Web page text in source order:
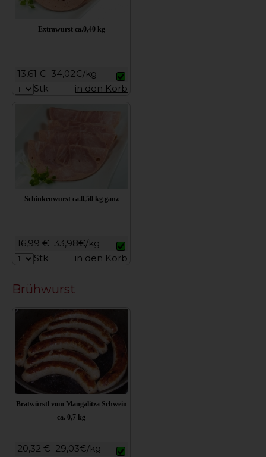
Extrawurst ca.0,40 kg
13,61 € 34,02€/kg
Stk.
in den Korb
Schinkenwurst ca.0,50 kg ganz
16,99 € 33,98€/kg
Stk.
in den Korb
Brühwurst
Bratwürstl vom Mangalitza Schwein
ca. 0,7 kg
20,32 € 29,03€/kg